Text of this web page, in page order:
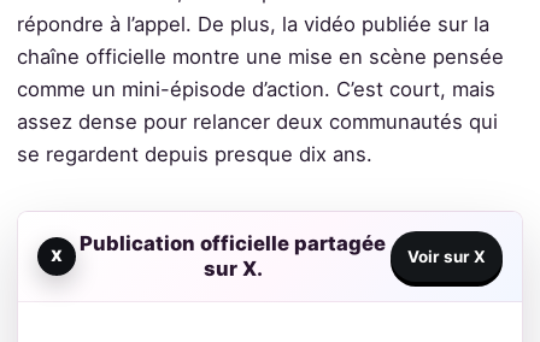
répondre à l’appel. De plus, la vidéo publiée sur la
chaîne officielle montre une mise en scène pensée
comme un mini-épisode d’action. C’est court, mais
assez dense pour relancer deux communautés qui
se regardent depuis presque dix ans.
X
Publication officielle partagée
sur X.
Voir sur X